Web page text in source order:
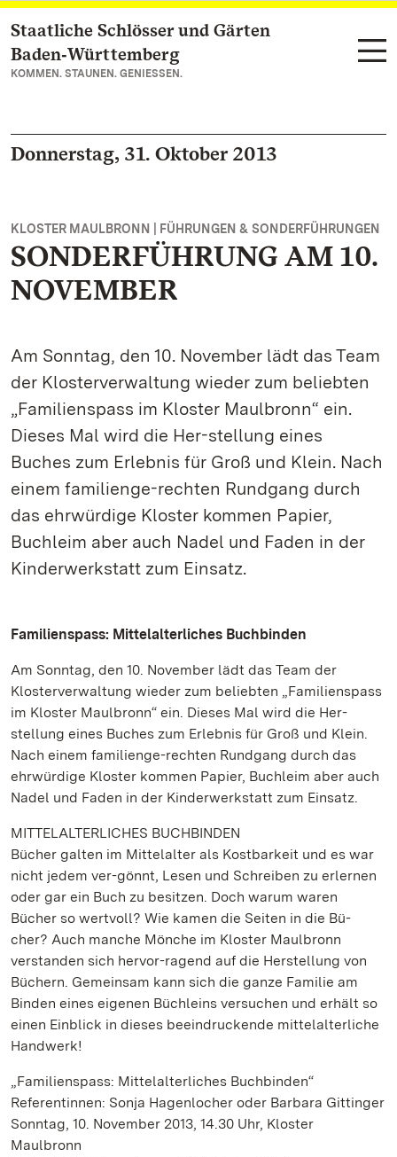
Zum Hauptinhalt springen
Staatliche Schlösser und Gärten
Baden‑Württemberg
KOMMEN. STAUNEN. GENIESSEN.
Donnerstag, 31. Oktober 2013
KLOSTER MAULBRONN | FÜHRUNGEN & SONDERFÜHRUNGEN
SONDERFÜHRUNG AM 10.
NOVEMBER
Am Sonntag, den 10. November lädt das Team
der Klosterverwaltung wieder zum beliebten
„Familienspass im Kloster Maulbronn“ ein.
Dieses Mal wird die Her-stellung eines
Buches zum Erlebnis für Groß und Klein. Nach
einem familienge-rechten Rundgang durch
das ehrwürdige Kloster kommen Papier,
Buchleim aber auch Nadel und Faden in der
Kinderwerkstatt zum Einsatz.
Familienspass: Mittelalterliches Buchbinden
Am Sonntag, den 10. November lädt das Team der
Klosterverwaltung wieder zum beliebten „Familienspass
im Kloster Maulbronn“ ein. Dieses Mal wird die Her-
stellung eines Buches zum Erlebnis für Groß und Klein.
Nach einem familienge-rechten Rundgang durch das
ehrwürdige Kloster kommen Papier, Buchleim aber auch
Nadel und Faden in der Kinderwerkstatt zum Einsatz.
MITTELALTERLICHES BUCHBINDEN
Bücher galten im Mittelalter als Kostbarkeit und es war
nicht jedem ver-gönnt, Lesen und Schreiben zu erlernen
oder gar ein Buch zu besitzen. Doch warum waren
Bücher so wertvoll? Wie kamen die Seiten in die Bü-
cher? Auch manche Mönche im Kloster Maulbronn
verstanden sich hervor-ragend auf die Herstellung von
Büchern. Gemeinsam kann sich die ganze Familie am
Binden eines eigenen Büchleins versuchen und erhält so
einen Einblick in dieses beeindruckende mittelalterliche
Handwerk!
„Familienspass: Mittelalterliches Buchbinden“
Referentinnen: Sonja Hagenlocher oder Barbara Gittinger
Sonntag, 10. November 2013, 14.30 Uhr, Kloster
Maulbronn